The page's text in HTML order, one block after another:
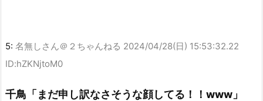
5: 名無しさん＠２ちゃんねる 2024/04/28(日) 15:53:32.22
ID:hZKNjtoM0
千鳥「まだ申し訳なさそうな顔してる！！www」